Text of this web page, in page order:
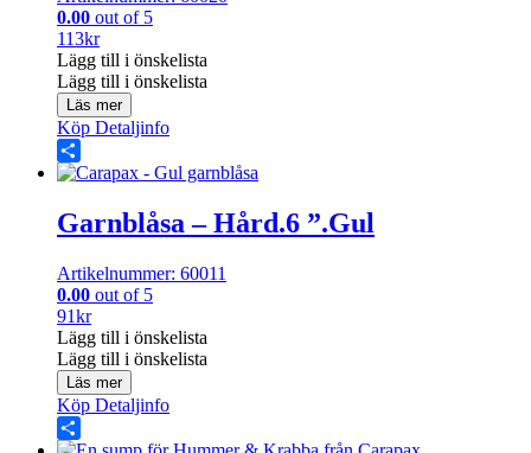
0.00 out of 5
113kr
Lägg till i önskelista
Lägg till i önskelista
Läs mer
Köp Detaljinfo
Share
Garnblåsa – Hård.6 ”.Gul
Artikelnummer: 60011
0.00 out of 5
91kr
Lägg till i önskelista
Lägg till i önskelista
Läs mer
Köp Detaljinfo